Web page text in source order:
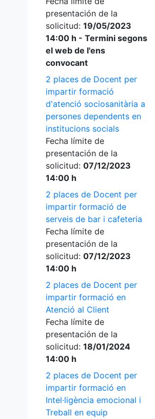
presentación de la
solicitud: 19/05/2023
14:00 h - Termini segons
el web de l'ens
convocant
2 places de Docent per
impartir formació
d'atenció sociosanitària a
persones dependents en
institucions socials
Fecha límite de
presentación de la
solicitud: 07/12/2023
14:00 h
2 places de Docent per
impartir formació de
serveis de bar i cafeteria
Fecha límite de
presentación de la
solicitud: 07/12/2023
14:00 h
2 places de Docent per
impartir formació en
Atenció al Client
Fecha límite de
presentación de la
solicitud: 18/01/2024
14:00 h
2 places de Docent per
impartir formació en
Intel·ligència emocional i
Treball en equip